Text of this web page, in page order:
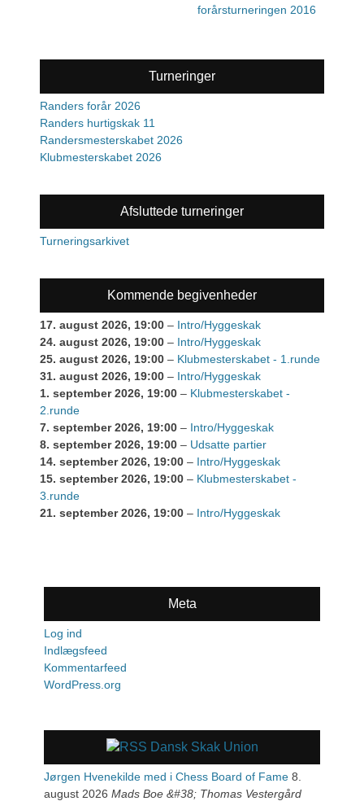
forårsturneringen 2016
Turneringer
Randers forår 2026
Randers hurtigskak 11
Randersmesterskabet 2026
Klubmesterskabet 2026
Afsluttede turneringer
Turneringsarkivet
Kommende begivenheder
17. august 2026, 19:00 – Intro/Hyggeskak
24. august 2026, 19:00 – Intro/Hyggeskak
25. august 2026, 19:00 – Klubmesterskabet - 1.runde
31. august 2026, 19:00 – Intro/Hyggeskak
1. september 2026, 19:00 – Klubmesterskabet -
2.runde
7. september 2026, 19:00 – Intro/Hyggeskak
8. september 2026, 19:00 – Udsatte partier
14. september 2026, 19:00 – Intro/Hyggeskak
15. september 2026, 19:00 – Klubmesterskabet -
3.runde
21. september 2026, 19:00 – Intro/Hyggeskak
Meta
Log ind
Indlægsfeed
Kommentarfeed
WordPress.org
Dansk Skak Union
Jørgen Hvenekilde med i Chess Board of Fame 8.
august 2026 Mads Boe &#38; Thomas Vestergård